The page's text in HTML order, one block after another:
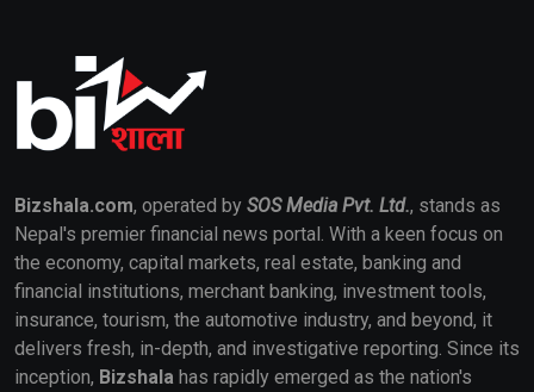
Bizshala.com, operated by SOS Media Pvt. Ltd., stands as
Nepal's premier financial news portal. With a keen focus on
the economy, capital markets, real estate, banking and
financial institutions, merchant banking, investment tools,
insurance, tourism, the automotive industry, and beyond, it
delivers fresh, in-depth, and investigative reporting. Since its
inception, Bizshala has rapidly emerged as the nation's